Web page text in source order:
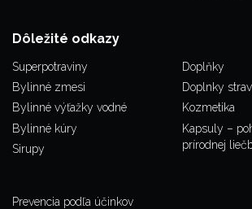
Dôležité odkazy
Superpotraviny
Bylinné zmesi
Bylinné výťažky vodné
Bylinné kúry
Sirupy
Doplňky
Doplnky
Kozmetika
Kapsuly –
prírodnej
Prevencia podľa účinkov